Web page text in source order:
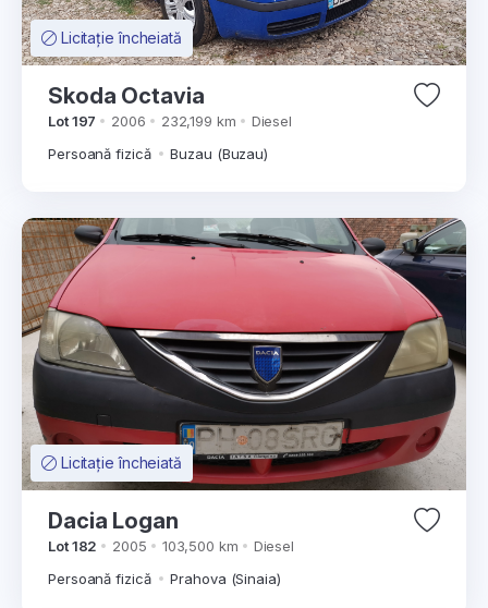
Licitație încheiată
Skoda Octavia
Lot 197 2006 232,199 km
Diesel
Persoană fizică
Buzau (Buzau)
Licitație încheiată
Dacia Logan
Lot 182 2005 103,500 km
Diesel
Persoană fizică
Prahova (Sinaia)